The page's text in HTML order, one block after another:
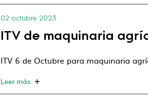
02 octubre 2023
ITV de maquinaria
ITV 6 de Octubre para maquinaria
Leer más